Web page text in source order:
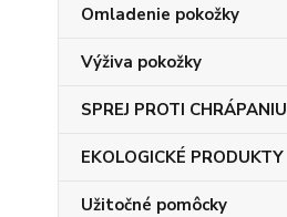
Omladenie pokožky
Výživa pokožky
SPREJ PROTI CHRÁPANIU
EKOLOGICKÉ PRODUKTY
Užitočné pomôcky